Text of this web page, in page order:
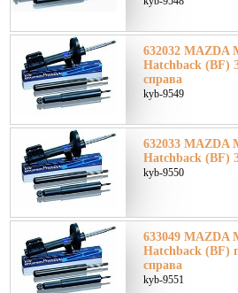
632032 MAZDA
Hatchback (BF)
справа
kyb-9549
632033 MAZDA
Hatchback (BF)
kyb-9550
633049 MAZDA
Hatchback (BF)
справа
kyb-9551